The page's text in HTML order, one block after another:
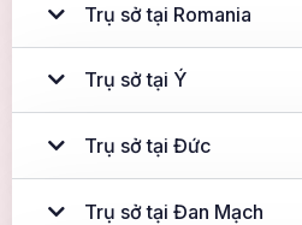
Trụ sở tại Romania
Trụ sở tại Ý
Trụ sở tại Đức
Trụ sở tại Đan Mạch